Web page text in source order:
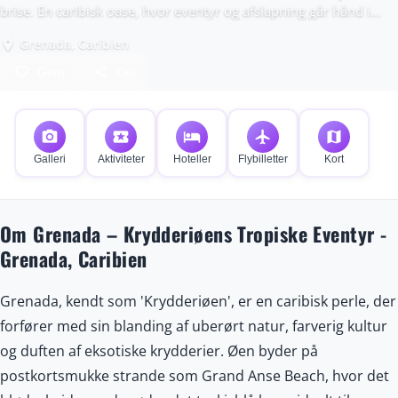
brise. En caribisk oase, hvor eventyr og afslapning går hånd i
place Grenada, Caribien
photo_camera
Galleri
local_activity
Aktiviteter
hotel
Hoteller
flight
Flybilletter
map
Kort
Om Grenada – Krydderiøens Tropiske Eventyr -
Grenada, Caribien
Grenada, kendt som 'Krydderiøen', er en caribisk perle, der
forfører med sin blanding af uberørt natur, farverig kultur
og duften af eksotiske krydderier. Øen byder på
postkortsmukke strande som Grand Anse Beach, hvor det